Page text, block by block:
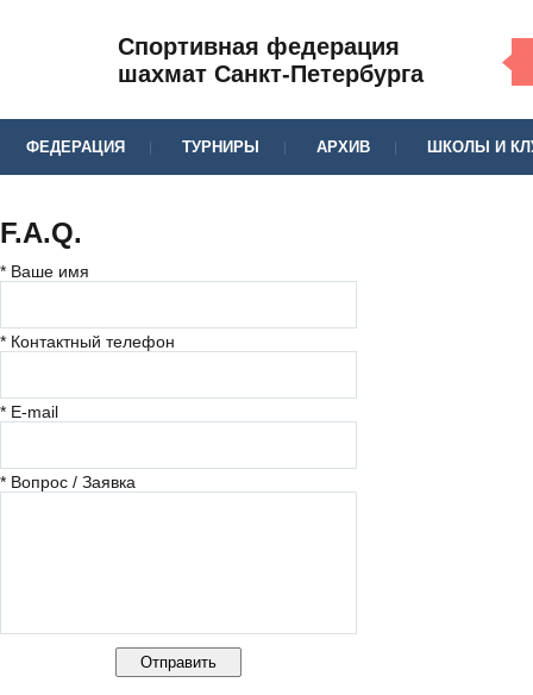
Спортивная федерация
шахмат Санкт-Петербурга
ФЕДЕРАЦИЯ ТУРНИРЫ АРХИВ ШКОЛЫ И
F.A.Q.
* Ваше имя
* Контактный телефон
* E-mail
* Вопрос / Заявка